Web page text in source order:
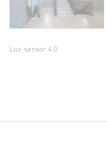
Luz-sensor 4.0